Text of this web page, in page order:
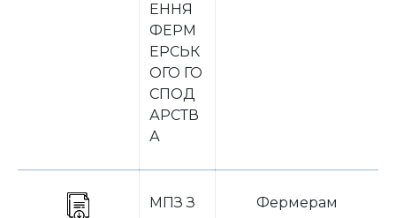
ЕННЯ
ФЕРМ
ЕРСЬК
ОГО ГО
СПОД
АРСТВ
А
МПЗ З
Фермерам